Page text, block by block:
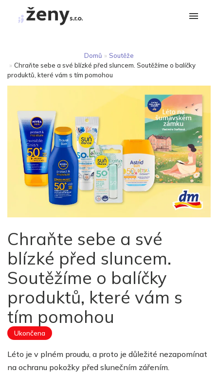
Domů » Soutěže
» Chraňte sebe a své blízké před sluncem. Soutěžíme o balíčky
produktů, které vám s tím pomohou
Chraňte sebe a své
blízké před sluncem.
Soutěžíme o balíčky
produktů, které vám s
tím pomohou
Ukončena
Léto je v plném proudu, a proto je důležité nezapomínat
na ochranu pokožky před slunečním zářením.